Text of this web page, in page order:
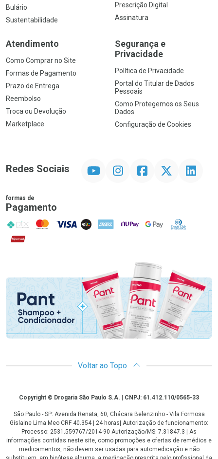
Bulário
Sustentabilidade
Prescrição Digital
Assinatura
Atendimento
Como Comprar no Site
Formas de Pagamento
Prazo de Entrega
Reembolso
Troca ou Devolução
Marketplace
Segurança e
Privacidade
Política de Privacidade
Portal do Titular de Dados
Pessoais
Como Protegemos os Seus
Dados
Configuração de Cookies
Redes Sociais InstagramFacebookTwitter Linkedin
formas de
Pagamento
PIX MasterCard
VISA ELO AMEX NuPay Google PayDiners Club
Hipercard
Promoção em Destaque
Voltar ao Topo
CopyrightCopyright © Drogaria São Paulo S.A. | CNPJ: 61.412.110/0565-33
São Paulo - SP: Avenida Renata, 60, Chácara Belenzinho - Vila Formosa
Gislaine Lima Meo CRF 40.354 | 24 horas| Autorização de funcionamento:
Processo: 2531.559767/2014-90 Autorização/MS: 7.31847.3 | As
informações contidas neste site, como promoções e ofertas de remédios e
medicamentos, não devem ser usadas para automedicação e não